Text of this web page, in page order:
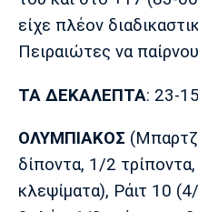
είχε πλέον
Πειραιώτες να
ΤΑ ΔΕΚΑΛΕΠΤΑ: 23-
ΟΛΥΜΠΙΑΚΟΣ
δίποντα, 1/2
κλεψίματα), Ράιτ 10